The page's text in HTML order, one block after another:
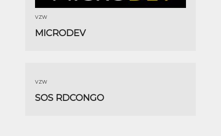
VZW
MICRODEV
VZW
SOS RDCONGO